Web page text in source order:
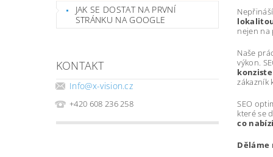
JAK SE DOSTAT NA PRVNÍ
STRÁNKU NA GOOGLE
KONTAKT
Info@x-vision.cz
+420 608 236 258
nejen na
Naše
výkon.
zákazník
SEO
které se
co
Děláme